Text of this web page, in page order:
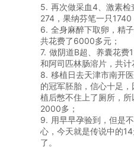
5. 再次做采血4、激素检
274，果纳芬笔一只
6. 全身麻醉下取卵，精
共花费了6000多元；
7. 做阴道B超、养囊花费
和阿司匹林肠溶片，共计
8. 移植日去天津市南开
的冠军胚胎，信心十足
植后憋不住上了厕所，
2000多；
9. 用早早孕验到，但是
心，今天就是传说中的
了。